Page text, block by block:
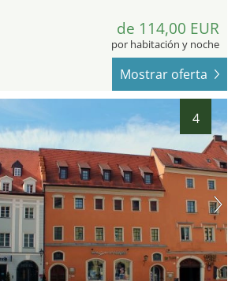
de 114,00 EUR
por habitación y noche
Mostrar oferta
4